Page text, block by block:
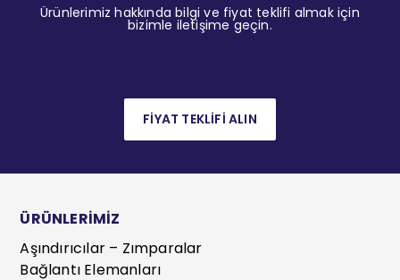
Ürünlerimiz hakkında bilgi ve fiyat teklifi almak için
bizimle iletişime geçin.
FİYAT TEKLİFİ ALIN
ÜRÜNLERİMİZ
Aşındırıcılar – Zımparalar
Bağlantı Elemanları